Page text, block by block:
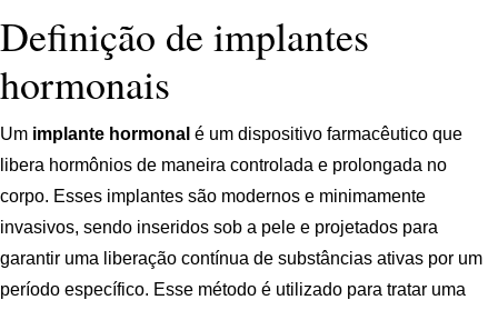
Definição de implantes
hormonais
Um implante hormonal é um dispositivo farmacêutico que
libera hormônios de maneira controlada e prolongada no
corpo. Esses implantes são modernos e minimamente
invasivos, sendo inseridos sob a pele e projetados para
garantir uma liberação contínua de substâncias ativas por um
período específico. Esse método é utilizado para tratar uma